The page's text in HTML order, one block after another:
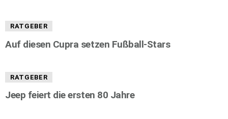
RATGEBER
Auf diesen Cupra setzen Fußball-Stars
RATGEBER
Jeep feiert die ersten 80 Jahre